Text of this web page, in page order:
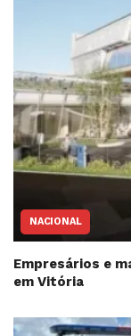
NACIONAL
Empresários e
em Vitória